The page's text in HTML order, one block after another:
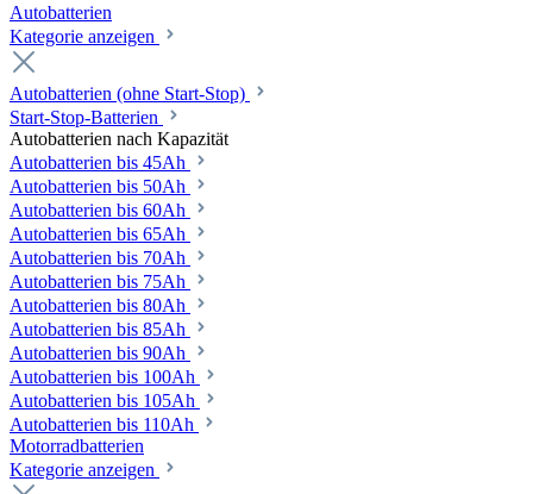
Autobatterien
Kategorie anzeigen
Autobatterien (ohne Start-Stop)
Start-Stop-Batterien
Autobatterien nach Kapazität
Autobatterien bis 45Ah
Autobatterien bis 50Ah
Autobatterien bis 60Ah
Autobatterien bis 65Ah
Autobatterien bis 70Ah
Autobatterien bis 75Ah
Autobatterien bis 80Ah
Autobatterien bis 85Ah
Autobatterien bis 90Ah
Autobatterien bis 100Ah
Autobatterien bis 105Ah
Autobatterien bis 110Ah
Motorradbatterien
Kategorie anzeigen